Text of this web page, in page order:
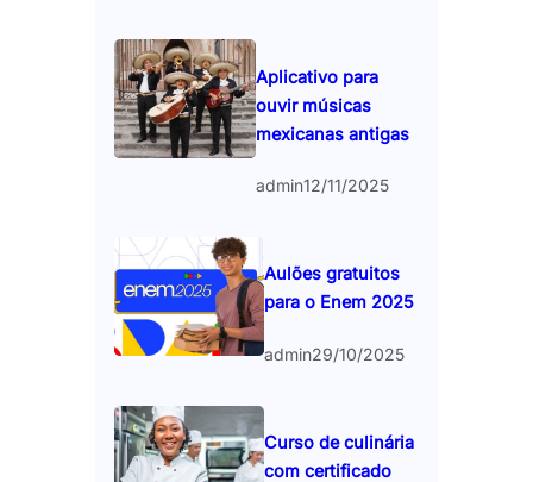
Aplicativo para
ouvir músicas
mexicanas antigas
admin12/11/2025
Aulões gratuitos
para o Enem 2025
admin29/10/2025
Curso de culinária
com certificado